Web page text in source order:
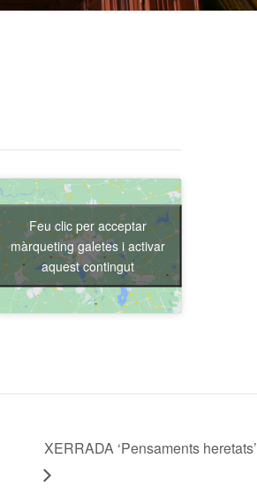
Feu clic per acceptar
màrqueting galetes i activar
aquest contingut
XERRADA ‘Pensaments heretats’